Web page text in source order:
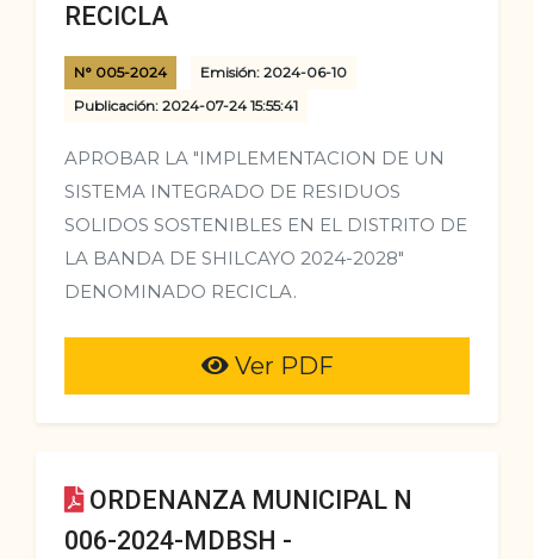
RECICLA
N° 005-2024
Emisión: 2024-06-10
Publicación: 2024-07-24 15:55:41
APROBAR LA "IMPLEMENTACION DE UN
SISTEMA INTEGRADO DE RESIDUOS
SOLIDOS SOSTENIBLES EN EL DISTRITO DE
LA BANDA DE SHILCAYO 2024-2028"
DENOMINADO RECICLA.
Ver PDF
ORDENANZA MUNICIPAL N
006-2024-MDBSH -